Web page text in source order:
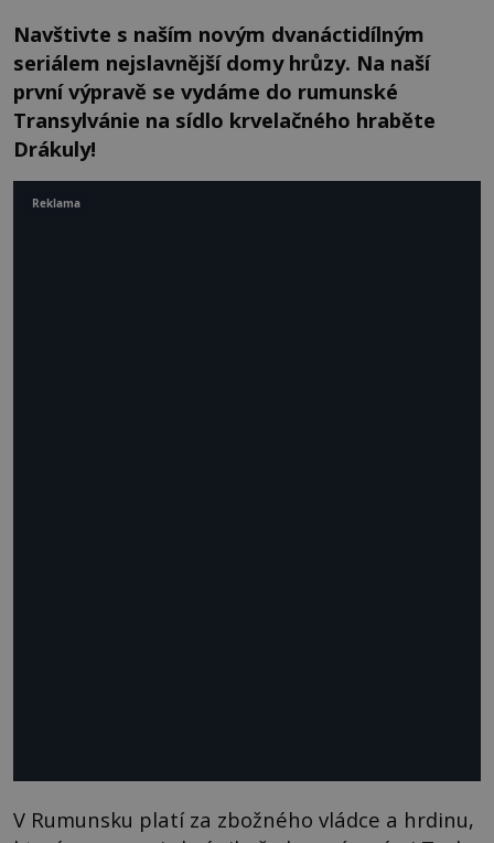
Navštivte s naším novým dvanáctidílným
seriálem nejslavnější domy hrůzy. Na naší
první výpravě se vydáme do rumunské
Transylvánie na sídlo krvelačného hraběte
Drákuly!
V Rumunsku platí za zbožného vládce a hrdinu,
Reklama